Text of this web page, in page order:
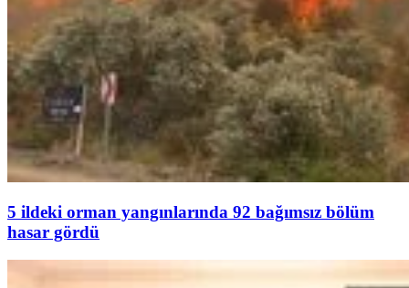
5 ildeki orman yangınlarında 92 bağımsız bölüm
hasar gördü